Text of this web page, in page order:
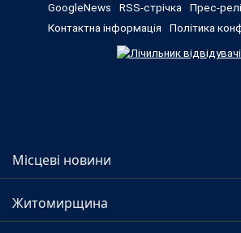
GoogleNews RSS-стрічка Прес-
Контактна інформація
Політика
Місцеві новини
Житомирщина